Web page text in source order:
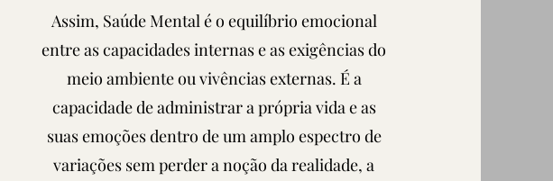
Assim, Saúde Mental é o equilíbrio emocional
entre as capacidades internas e as exigências do
meio ambiente ou vivências externas. É a
capacidade de administrar a própria vida e as
suas emoções dentro de um amplo espectro de
variações sem perder a noção da realidade, a